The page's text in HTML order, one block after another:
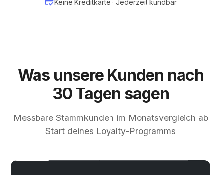
Keine Kreditkarte · Jederzeit kündbar
Was unsere Kunden nach
30 Tagen sagen
Messbare Stammkunden im Monatsvergleich ab
Start deines Loyalty-Programms